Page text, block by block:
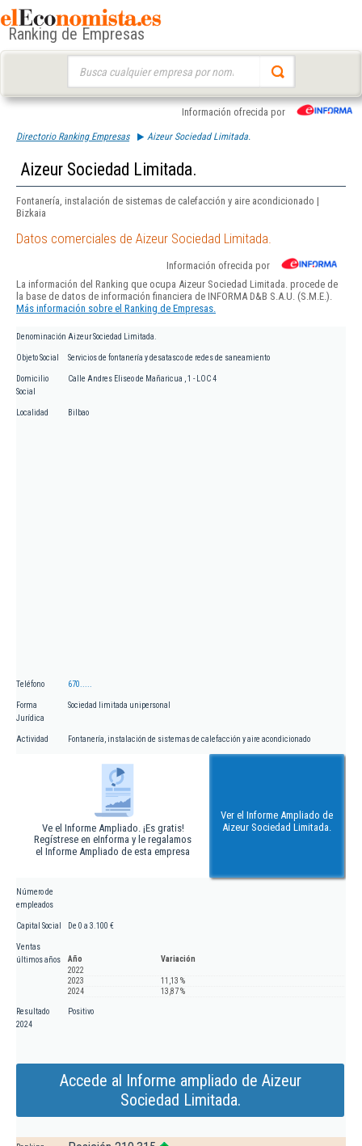
Ranking de Empresas
Información ofrecida por
Directorio Ranking Empresas Aizeur Sociedad Limitada.
Aizeur Sociedad Limitada.
Fontanería, instalación de sistemas de calefacción y aire acondicionado |
Bizkaia
Datos comerciales de Aizeur Sociedad Limitada.
Información ofrecida por
La información del Ranking que ocupa Aizeur Sociedad Limitada. procede de
la base de datos de información financiera de INFORMA D&B S.A.U. (S.M.E.).
Más información sobre el Ranking de Empresas.
Denominación Aizeur Sociedad Limitada.
Objeto Social Servicios de fontanería y desatasco de redes de saneamiento
Domicilio
Social
Calle Andres Eliseo de Mañaricua , 1 - LOC 4
Localidad Bilbao
Teléfono 670.....
Forma
Jurídica
Sociedad limitada unipersonal
Actividad Fontanería, instalación de sistemas de calefacción y aire acondicionado
Ve el Informe Ampliado. ¡Es gratis!
Regístrese en eInforma y le regalamos
el Informe Ampliado de esta empresa
Ver el Informe Ampliado de
Aizeur Sociedad Limitada.
Número de
empleados
Capital Social De 0 a 3.100 €
Ventas
últimos años
Año
Variación
2022
2023
11,13 %
2024
13,87 %
Resultado
2024
Positivo
Accede al Informe ampliado de Aizeur
Sociedad Limitada.